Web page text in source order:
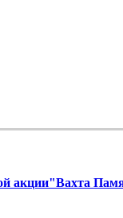
акции"Вахта